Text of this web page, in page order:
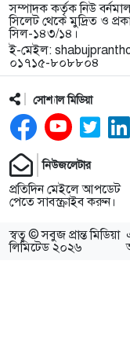
সম্পাদক কর্তৃক নিউ
সিলেট থেকে মুদ্রিত ও
সিল-১৪৩/১৪।
ই-মেইল:
০১৭১৫-৮০৮৮০৪
সোশ্যাল মিডিয়া
নিউজলেটার
প্রতিদিন মেইলে আপডেট
পেতে সাবস্ক্রাইব করুন।
স্বত্ব © সবুজ প্রান্ত মিডিয়া
লিমিটেড ২০২৬